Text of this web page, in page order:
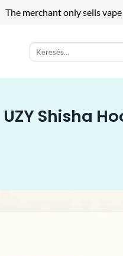
The merchant only sells
Keresés
a
UZY Shisha